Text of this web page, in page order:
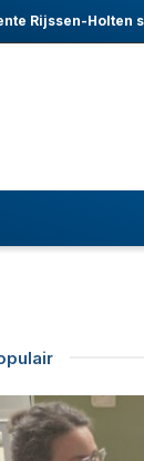
Rijssen-Holten